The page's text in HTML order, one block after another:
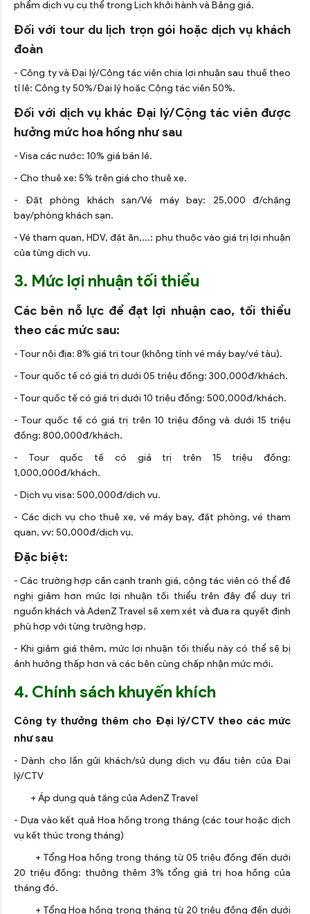
phẩm dịch vụ cụ thể trong Lịch khởi hành và Bảng giá.
Đối với tour du lịch trọn gói hoặc dịch vụ khách
đoàn
- Công ty và Đại lý/Cộng tác viên chia lợi nhuận sau thuế theo
tỉ lệ: Công ty 50%/Đại lý hoặc Cộng tác viên 50%.
Đối với dịch vụ khác Đại lý/Cộng tác viên được
hưởng mức hoa hồng như sau
- Visa các nước: 10% giá bán lẻ.
- Cho thuê xe: 5% trên giá cho thuê xe.
- Đặt phòng khách sạn/Vé máy bay: 25,000 đ/chặng
bay/phòng khách sạn.
- Vé tham quan, HDV, đặt ăn,...: phụ thuộc vào giá trị lợi nhuận
của từng dịch vụ.
3. Mức lợi nhuận tối thiểu
Các bên nỗ lực để đạt lợi nhuận cao, tối thiểu
theo các mức sau:
- Tour nội địa: 8% giá trị tour (không tính vé máy bay/vé tàu).
- Tour quốc tế có giá trị dưới 05 triệu đồng: 300,000đ/khách.
- Tour quốc tế có giá trị dưới 10 triệu đồng: 500,000đ/khách.
- Tour quốc tế có giá trị trên 10 triệu đồng và dưới 15 triệu
đồng: 800,000đ/khách.
- Tour quốc tế có giá trị trên 15 triệu đồng:
1,000,000đ/khách.
- Dịch vụ visa: 500,000đ/dịch vụ.
- Các dịch vụ cho thuê xe, vé máy bay, đặt phòng, vé tham
quan, vv: 50,000đ/dịch vụ.
Đặc biệt:
- Các trường hợp cần cạnh tranh giá, cộng tác viên có thể đề
nghị giảm hơn mức lợi nhuận tối thiểu trên đây để duy trì
nguồn khách và AdenZ Travel sẽ xem xét và đưa ra quyết định
phù hợp với từng trường hợp.
- Khi giảm giá thêm, mức lợi nhuận tối thiểu này có thể sẽ bị
ảnh hưởng thấp hơn và các bên cùng chấp nhận mức mới.
4. Chính sách khuyến khích
Công ty thưởng thêm cho Đại lý/CTV theo các mức
như sau
- Dành cho lần gửi khách/sử dụng dịch vụ đầu tiên của Đại
lý/CTV
+ Áp dụng quà tặng của AdenZ Travel
- Dựa vào kết quả Hoa hồng trong tháng (các tour hoặc dịch
vụ kết thúc trong tháng)
+ Tổng Hoa hồng trong tháng từ 05 triệu đồng đến dưới
20 triệu đồng: thưởng thêm 3% tổng giá trị hoa hồng của
tháng đó.
+ Tổng Hoa hồng trong tháng từ 20 triệu đồng đến dưới